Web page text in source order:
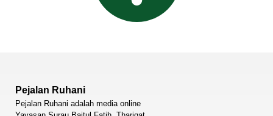
Pejalan Ruhani
Pejalan Ruhani adalah media online